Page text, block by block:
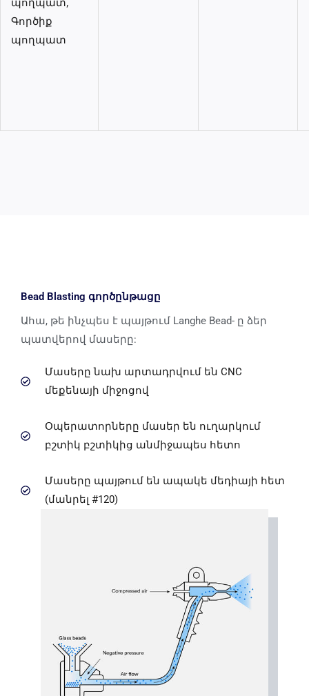
Գործիք
պողպատ
Bead Blasting գործընթացը
Ահա, թե ինչպես է պայթում Langhe Bead- ը ձեր
պատվերով մասերը:
Մասերը նախ արտադրվում են CNC
մեքենայի միջոցով
Օպերատորները մասեր են ուղարկում
բշտիկ բշտիկից անմիջապես հետո
Մասերը պայթում են ապակե մեդիայի հետ
(մանրել #120)